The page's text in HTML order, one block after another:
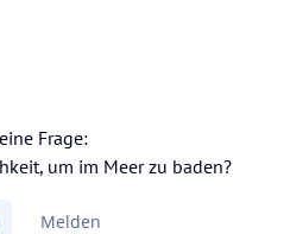
Frage:
um im Meer zu baden?
Melden